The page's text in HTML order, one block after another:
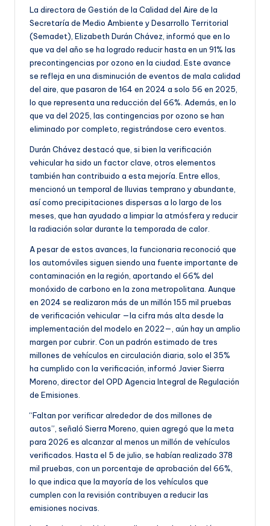
La directora de Gestión de la Calidad del Aire de la
Secretaría de Medio Ambiente y Desarrollo Territorial
(Semadet), Elizabeth Durán Chávez, informó que en lo
que va del año se ha logrado reducir hasta en un 91% las
precontingencias por ozono en la ciudad. Este avance
se refleja en una disminución de eventos de mala calidad
del aire, que pasaron de 164 en 2024 a solo 56 en 2025,
lo que representa una reducción del 66%. Además, en lo
que va del 2025, las contingencias por ozono se han
eliminado por completo, registrándose cero eventos.
Durán Chávez destacó que, si bien la verificación
vehicular ha sido un factor clave, otros elementos
también han contribuido a esta mejoría. Entre ellos,
mencionó un temporal de lluvias temprano y abundante,
así como precipitaciones dispersas a lo largo de los
meses, que han ayudado a limpiar la atmósfera y reducir
la radiación solar durante la temporada de calor.
A pesar de estos avances, la funcionaria reconoció que
los automóviles siguen siendo una fuente importante de
contaminación en la región, aportando el 66% del
monóxido de carbono en la zona metropolitana. Aunque
en 2024 se realizaron más de un millón 155 mil pruebas
de verificación vehicular —la cifra más alta desde la
implementación del modelo en 2022—, aún hay un amplio
margen por cubrir. Con un padrón estimado de tres
millones de vehículos en circulación diaria, solo el 35%
ha cumplido con la verificación, informó Javier Sierra
Moreno, director del OPD Agencia Integral de Regulación
de Emisiones.
“Faltan por verificar alrededor de dos millones de
autos”, señaló Sierra Moreno, quien agregó que la meta
para 2026 es alcanzar al menos un millón de vehículos
verificados. Hasta el 5 de julio, se habían realizado 378
mil pruebas, con un porcentaje de aprobación del 66%,
lo que indica que la mayoría de los vehículos que
cumplen con la revisión contribuyen a reducir las
emisiones nocivas.